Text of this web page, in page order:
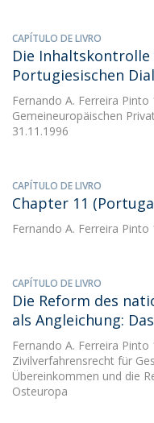
CAPÍTULO DE LIVRO
Die
Portugiesischen
Fernando A. Ferreira Pinto
Gemeineuropäischen
31.11.1996
CAPÍTULO DE LIVRO
Chapter 11
Fernando A. Ferreira Pinto
CAPÍTULO DE LIVRO
Die Reform des
als Angleichung:
Fernando A. Ferreira Pinto
Zivilverfahrensrecht für
Übereinkommen und die
Osteuropa